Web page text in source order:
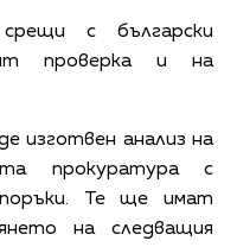
с български
проверка и на
изготвен анализ на
прокуратура с
Те ще имат
на следващия